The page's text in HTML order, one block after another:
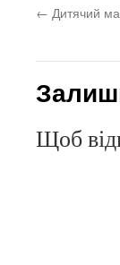
← Дитячий
Щоб